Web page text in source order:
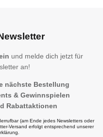
und melde dich jetzt für
an!
nächste Bestellung
& Gewinnspielen
Rabattaktionen
(am Ende jedes Newsletters oder
Versand erfolgt entsprechend unserer